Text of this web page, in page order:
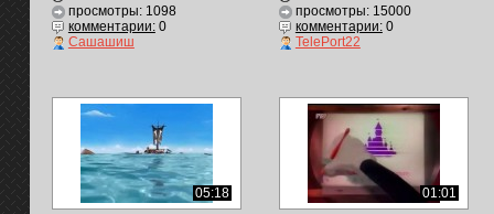
просмотры: 1098
комментарии:0
Сашашиш
просмотры: 15000
комментарии:0
TelePort22
05:18
01:01